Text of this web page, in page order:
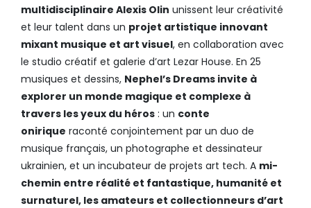
multidisciplinaire Alexis Olin unissent leur créativité
et leur talent dans un projet artistique innovant
mixant musique et art visuel, en collaboration avec
le studio créatif et galerie d’art Lezar House. En 25
musiques et dessins, Nephel’s Dreams invite à
explorer un monde magique et complexe à
travers les yeux du héros : un conte
onirique raconté conjointement par un duo de
musique français, un photographe et dessinateur
ukrainien, et un incubateur de projets art tech. A mi-
chemin entre réalité et fantastique, humanité et
surnaturel, les amateurs et collectionneurs d’art